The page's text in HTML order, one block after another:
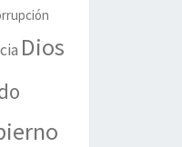
Dios